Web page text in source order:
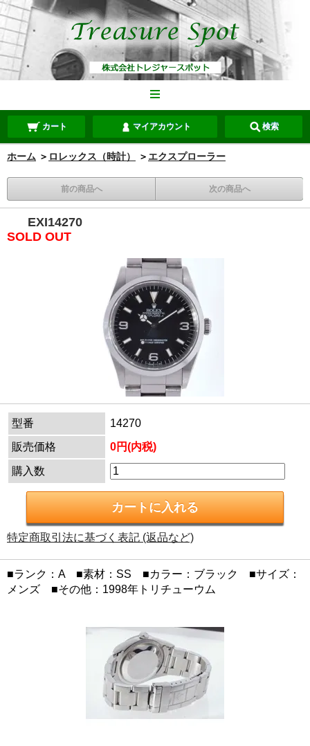
カート マイアカウント 検索
ホーム ＞ ロレックス（時計） ＞ エクスプローラー
前の商品へ 次の商品へ
EXI14270
SOLD OUT
型番
14270
販売価格
0円(内税)
購入数
特定商取引法に基づく表記 (返品など)
■ランク：A ■素材：SS ■カラー：ブラック ■サイズ：
メンズ ■その他：1998年トリチューウム